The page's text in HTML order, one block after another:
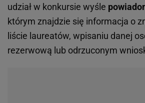
udział w konkursie wyśle
którym znajdzie się informacja o
liście laureatów, wpisaniu danej
rezerwową lub odrzuconym